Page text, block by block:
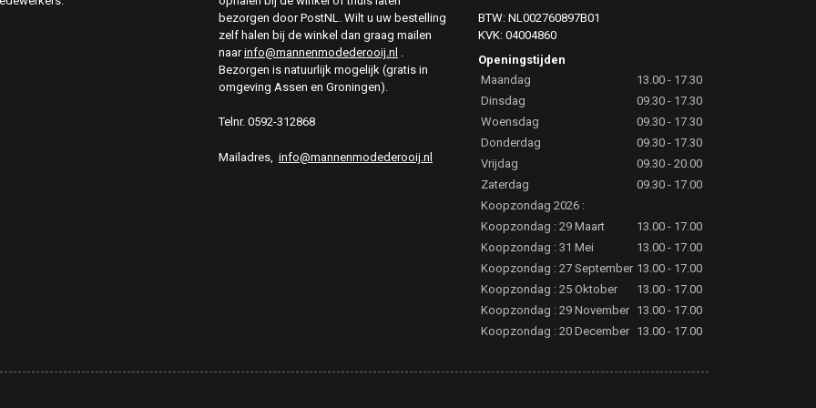
bezorgen door PostNL. Wilt u uw bestelling
zelf halen bij de winkel dan graag mailen
naarinfo@mannenmodederooij.nl
Bezorgen is natuurlijk mogelijk (gratis in
omgeving Assen en Groningen).
Telnr. 0592-312868
Mailadres, info@mannenmodederooij.nl
BTW: NL002760897B01
KVK: 04004860
Openingstijden
Maandag
13.00 - 17.30
Dinsdag
09.30 - 17.30
Woensdag
09.30 - 17.30
Donderdag
09.30 - 17.30
Vrijdag
09.30 - 20.00
Zaterdag
09.30 - 17.00
Koopzondag 2026 :
Koopzondag : 29 Maart
13.00 - 17.00
Koopzondag : 31 Mei
13.00 - 17.00
Koopzondag : 27 September 13.00 - 17.00
Koopzondag : 25 Oktober
13.00 - 17.00
Koopzondag : 29 November 13.00 - 17.00
Koopzondag : 20 December 13.00 - 17.00